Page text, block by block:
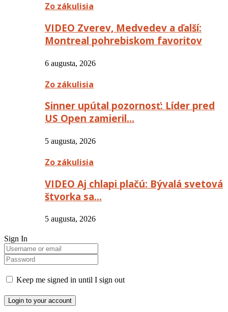
Zo zákulisia
VIDEO Zverev, Medvedev a ďalší:
Montreal pohrebiskom favoritov
6 augusta, 2026
Zo zákulisia
Sinner upútal pozornosť: Líder pred
US Open zamieril…
5 augusta, 2026
Zo zákulisia
VIDEO Aj chlapi plačú: Bývalá svetová
štvorka sa…
5 augusta, 2026
Sign In
Keep me signed in until I sign out